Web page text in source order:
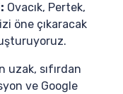
Ovacık, Pertek,
öne çıkaracak
uzak, sıfırdan
ve Google